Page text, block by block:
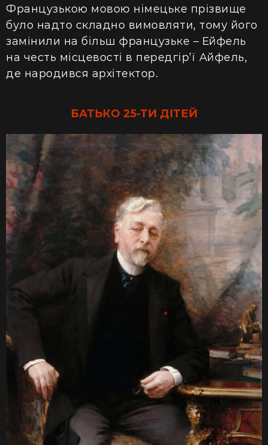
Французькою мовою німецьке прізвище
було надто складно вимовляти, тому його
замінили на більш французьке – Ейфель
на честь місцевості в передгір’ї Айфель,
де народився архітектор.
БАТЬКО 25-ТИ ДІТЕЙ